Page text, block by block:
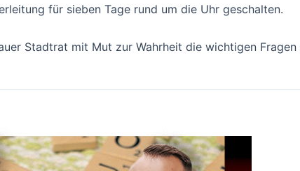
für sieben Tage rund um die Uhr geschalten.
Stadtrat mit Mut zur Wahrheit die wichtigen Fragen